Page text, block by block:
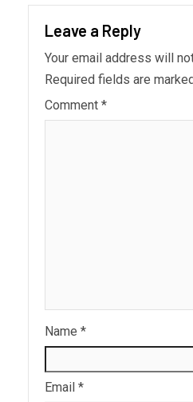
Leave a Reply
Your email address will
Required fields are marked
Comment *
Name *
Email *